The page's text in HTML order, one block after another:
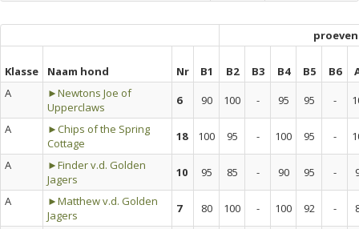
proeven
Klasse Naam hond Nr B1 B2 B3 B4 B5 B6
A
►Newtons Joe of
Upperclaws
6 90 100 - 95 95 -
A
►Chips of the Spring
Cottage
18 100 95 - 100 95 -
A
►Finder v.d. Golden
Jagers
10 95 85 - 90 95 -
A
►Matthew v.d. Golden
Jagers
7 80 100 - 100 92 -